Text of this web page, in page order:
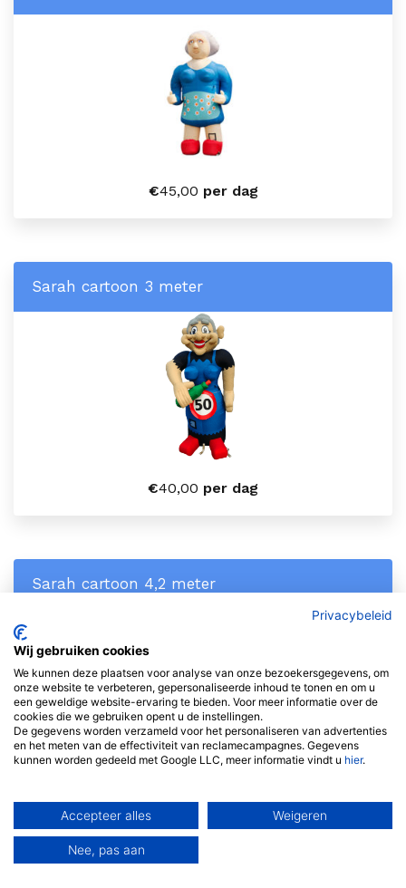
€45,00 per dag
Sarah cartoon 3 meter
€40,00 per dag
Sarah cartoon 4,2 meter
Privacybeleid
Wij gebruiken cookies
We kunnen deze plaatsen voor analyse van onze bezoekersgegevens, om
onze website te verbeteren, gepersonaliseerde inhoud te tonen en om u
een geweldige website-ervaring te bieden. Voor meer informatie over de
cookies die we gebruiken opent u de instellingen.
De gegevens worden verzameld voor het personaliseren van advertenties
en het meten van de effectiviteit van reclamecampagnes. Gegevens
kunnen worden gedeeld met Google LLC, meer informatie vindt u hier.
Accepteer alles Weigeren
Nee, pas aan